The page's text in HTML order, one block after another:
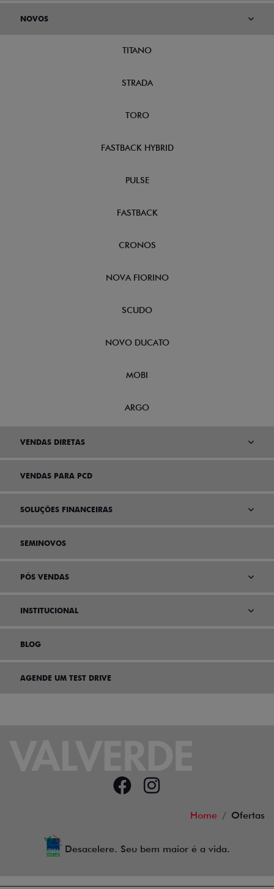
NOVOS
TITANO
STRADA
TORO
FASTBACK HYBRID
PULSE
FASTBACK
CRONOS
NOVA FIORINO
SCUDO
NOVO DUCATO
MOBI
ARGO
VENDAS DIRETAS
VENDAS PARA PCD
SOLUÇÕES FINANCEIRAS
SEMINOVOS
PÓS VENDAS
INSTITUCIONAL
BLOG
AGENDE UM TEST DRIVE
Home Ofertas
Desacelere. Seu bem maior é a vida.